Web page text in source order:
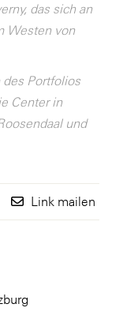
das sich an
Westen von
des Portfolios
Center in
und
Link mailen